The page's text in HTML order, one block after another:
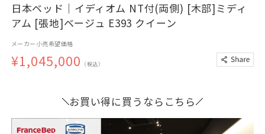
日本ベッド｜イディオム NT付(両側) [木部]ミディ
アム [張地]ベージュ E393 クイーン
メーカー小売希望価格
¥1,045,000 （税込）
お買い得に買うならこちら